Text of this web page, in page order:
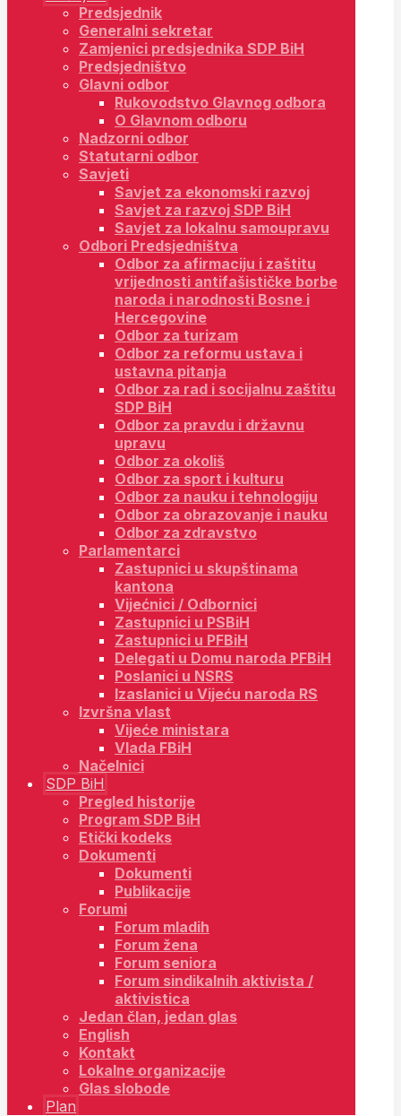
Predsjednik
Generalni sekretar
Zamjenici predsjednika SDP BiH
Predsjedništvo
Glavni odbor
Rukovodstvo Glavnog odbora
O Glavnom odboru
Nadzorni odbor
Statutarni odbor
Savjeti
Savjet za ekonomski razvoj
Savjet za razvoj SDP BiH
Savjet za lokalnu samoupravu
Odbori Predsjedništva
Odbor za afirmaciju i zaštitu
vrijednosti antifašističke borbe
naroda i narodnosti Bosne i
Hercegovine
Odbor za turizam
Odbor za reformu ustava i
ustavna pitanja
Odbor za rad i socijalnu zaštitu
SDP BiH
Odbor za pravdu i državnu
upravu
Odbor za okoliš
Odbor za sport i kulturu
Odbor za nauku i tehnologiju
Odbor za obrazovanje i nauku
Odbor za zdravstvo
Parlamentarci
Zastupnici u skupštinama
kantona
Vijećnici / Odbornici
Zastupnici u PSBiH
Zastupnici u PFBiH
Delegati u Domu naroda PFBiH
Poslanici u NSRS
Izaslanici u Vijeću naroda RS
Izvršna vlast
Vijeće ministara
Vlada FBiH
Načelnici
SDP BiH
Pregled historije
Program SDP BiH
Etički kodeks
Dokumenti
Dokumenti
Publikacije
Forumi
Forum mladih
Forum žena
Forum seniora
Forum sindikalnih aktivista /
aktivistica
Jedan član, jedan glas
English
Kontakt
Lokalne organizacije
Glas slobode
Plan